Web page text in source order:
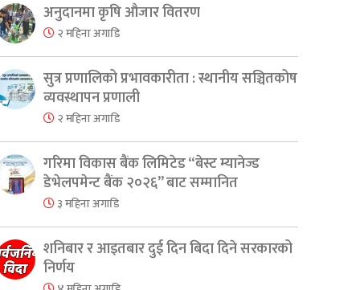
अनुदानमा कृषि औजार वितरण
२ महिना अगाडि
सुत्र प्रणालिको प्रभावकारीता : स्थानीय सञ्चितकोष
व्यवस्थापन प्रणाली
२ महिना अगाडि
गरिमा विकास बैंक लिमिटेड “बेस्ट म्यानेज्ड
डेभेलपमेन्ट बैंक २०२६” बाट सम्मानित
३ महिना अगाडि
शनिबार र आइतबार दुई दिन बिदा दिने सरकारको
निर्णय